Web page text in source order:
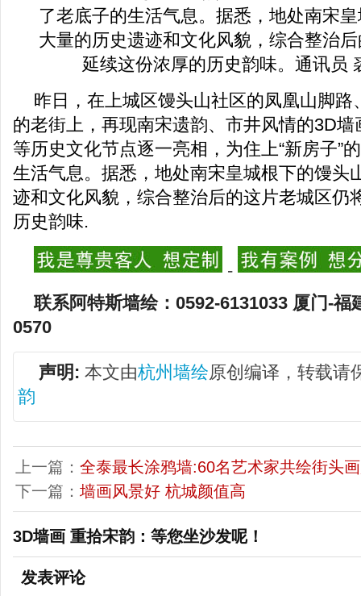
昨日，在上城区馒头山社区的凤凰山脚
的老街上，再现南宋遗韵、市井风情的3D
等历史文化节点逐一亮相，为住上“新房子”
生活气息。据悉，地处南宋皇城根下的馒头
迹和文化风貌，综合整治后的这片老城区仍
历史韵味.
-
联系阿特斯墙绘：0592-6131033 厦门-福
0570
声明: 本文由杭州墙绘原创编译，转载请
韵
上一篇： 全泰最长涂鸦墙:60名艺术家共绘街头
下一篇： 墙画风景好 杭城颜值高
3D墙画 重拾宋韵：等您坐沙发呢！
发表评论